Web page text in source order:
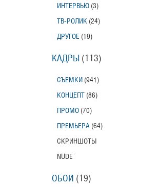
ИНТЕРВЬЮ (3)
ТВ-РОЛИК (24)
ДРУГОЕ (19)
КАДРЫ (113)
СЪЕМКИ (941)
КОНЦЕПТ (86)
ПРОМО (70)
ПРЕМЬЕРА (64)
СКРИНШОТЫ
NUDE
ОБОИ (19)